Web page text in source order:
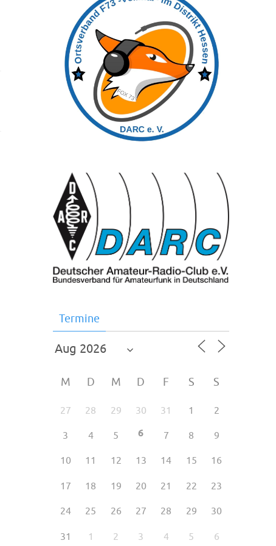
Termine
M D M D F S S
27 28 29 30 31 1 2
3 4 5 6 7 8 9
10 11 12 13 14 15 16
17 18 19 20 21 22 23
24 25 26 27 28 29 30
31 1 2 3 4 5 6